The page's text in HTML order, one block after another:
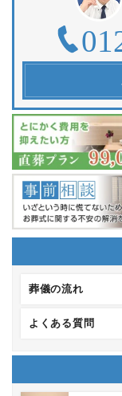
葬儀の流れ
よくある質問